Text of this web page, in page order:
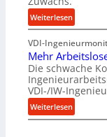
Weiterlesen:
K
r
o
n
e
s
s
t
VDI-
Mehr
Die schwache
VDI-/IW-
Weiterlesen:
M